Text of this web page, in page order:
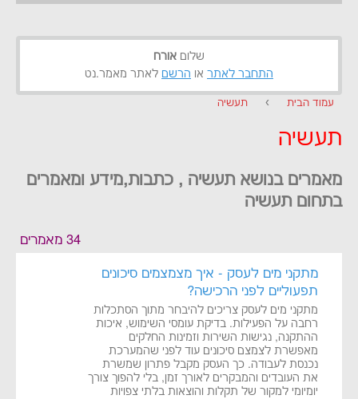
שלום אורח
התחבר לאתר או הרשם לאתר מאמר.נט
עמוד הבית › תעשיה
תעשיה
מאמרים בנושא תעשיה , כתבות,מידע ומאמרים
בתחום תעשיה
34 מאמרים
מתקני מים לעסק - איך מצמצמים סיכונים
תפעוליים לפני הרכישה?
מתקני מים לעסק צריכים להיבחר מתוך הסתכלות
רחבה על הפעילות. בדיקת עומסי השימוש, איכות
ההתקנה, נגישות השירות וזמינות החלקים
מאפשרת לצמצם סיכונים עוד לפני שהמערכת
נכנסת לעבודה. כך העסק מקבל פתרון שמשרת
את העובדים והמבקרים לאורך זמן, בלי להפוך צורך
יומיומי למקור של תקלות והוצאות בלתי צפויות